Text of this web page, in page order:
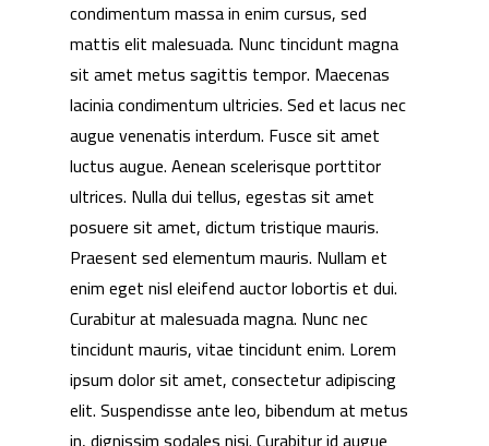
condimentum massa in enim cursus, sed
mattis elit malesuada. Nunc tincidunt magna
sit amet metus sagittis tempor. Maecenas
lacinia condimentum ultricies. Sed et lacus nec
augue venenatis interdum. Fusce sit amet
luctus augue. Aenean scelerisque porttitor
ultrices. Nulla dui tellus, egestas sit amet
posuere sit amet, dictum tristique mauris.
Praesent sed elementum mauris. Nullam et
enim eget nisl eleifend auctor lobortis et dui.
Curabitur at malesuada magna. Nunc nec
tincidunt mauris, vitae tincidunt enim. Lorem
ipsum dolor sit amet, consectetur adipiscing
elit. Suspendisse ante leo, bibendum at metus
We Are
Technology
Products